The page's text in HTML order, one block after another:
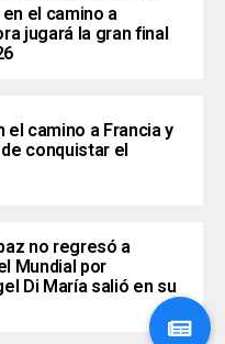
el camino a
jugará la gran final
el camino a Francia y
conquistar el
no regresó a
Mundial por
Di María salió en su